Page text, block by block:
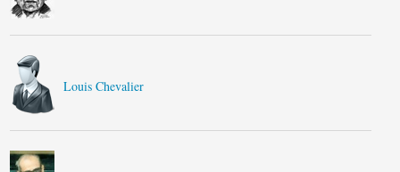
Louis Chevalier